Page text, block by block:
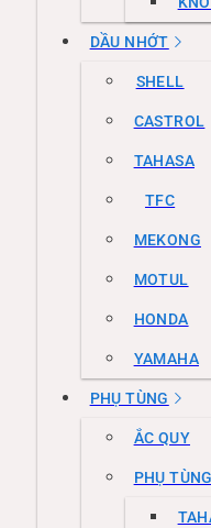
DẦU NHỚT
SHELL
CASTROL
TAHASA
TFC
MEKONG
MOTUL
HONDA
YAMAHA
PHỤ TÙNG
ẮC QUY
PHỤ